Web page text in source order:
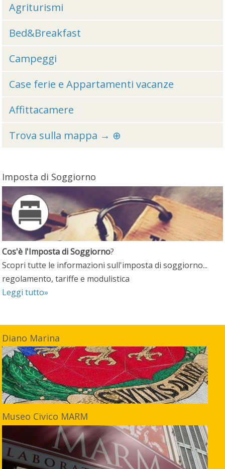
Agriturismi
Bed&Breakfast
Campeggi
Case ferie e Appartamenti vacanze
Affittacamere
Trova sulla mappa → ⊕
Imposta di Soggiorno
Cos'è l'Imposta di Soggiorno?
Scopri tutte le informazioni sull'imposta di soggiorno...
regolamento, tariffe e modulistica
Leggi tutto»
Diano Marina
Museo Civico MARM